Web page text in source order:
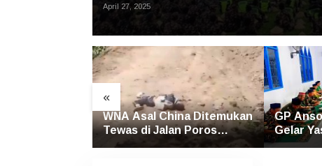
April 27, 2025
«
WNA Asal China Ditemukan
Tewas di Jalan Poros
Rongkong–Seko, Polisi
GP
Gelar
untuk